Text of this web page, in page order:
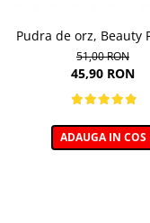
Pudra de orz, Beauty
Barley - 10g
51,00 RON
45,90 RON
ADAUGA IN COS